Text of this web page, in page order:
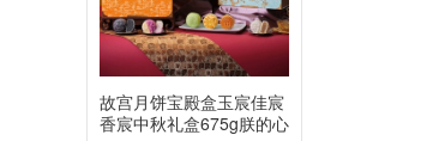
故宫月饼宝殿盒玉宸佳宸
香宸中秋礼盒675g朕的心